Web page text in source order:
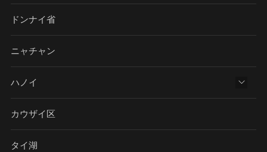
ドンナイ省
ニャチャン
ハノイ
カウザイ区
タイ湖